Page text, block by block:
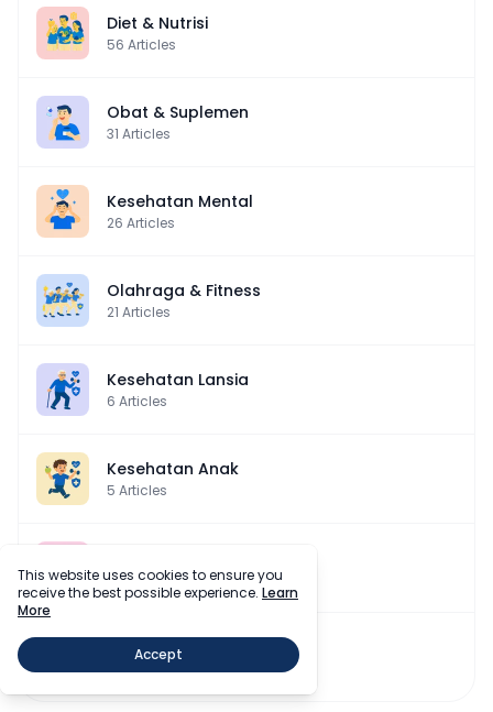
Diet & Nutrisi
56 Articles
Obat & Suplemen
31 Articles
Kesehatan Mental
26 Articles
Olahraga & Fitness
21 Articles
Kesehatan Lansia
6 Articles
Kesehatan Anak
5 Articles
5Articles
Perawatan Tubuh
3Articles
This website uses cookies to ensure you
receive the best possible experience. Learn
More
Accept